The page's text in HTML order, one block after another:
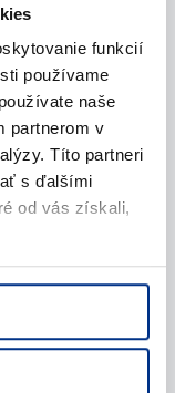
funkcií
používame
naše
partnerom v
Títo partneri
s ďalšími
od vás získali,